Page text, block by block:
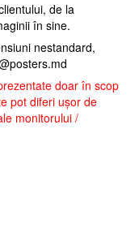
de la
în sine.
nestandard,
doar în scop
pot diferi ușor de
monitorului /